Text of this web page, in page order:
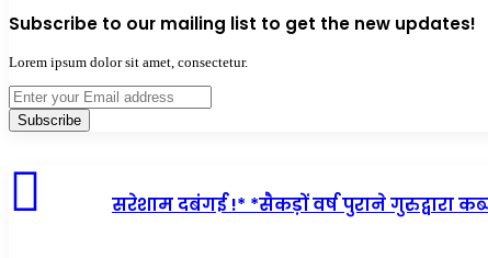
Subscribe to our mailing list to get the new updates!
Lorem ipsum dolor sit amet, consectetur.
Enter
your
Email
सरेशाम दबंगई !* *सैकड़ों वर्ष पुराने गुरुद्वारा